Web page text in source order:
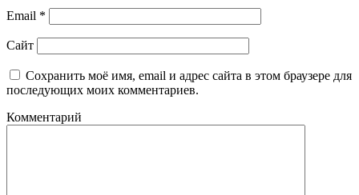
Email *
Сайт
Сохранить моё имя, email и адрес сайта в этом браузере для
последующих моих комментариев.
Комментарий